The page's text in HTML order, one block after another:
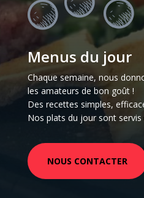
Menus du jour
Chaque semaine, nous
les amateurs de bon goût !
Des recettes simples,
Nos plats du jour sont servis
NOUS CONTACTER